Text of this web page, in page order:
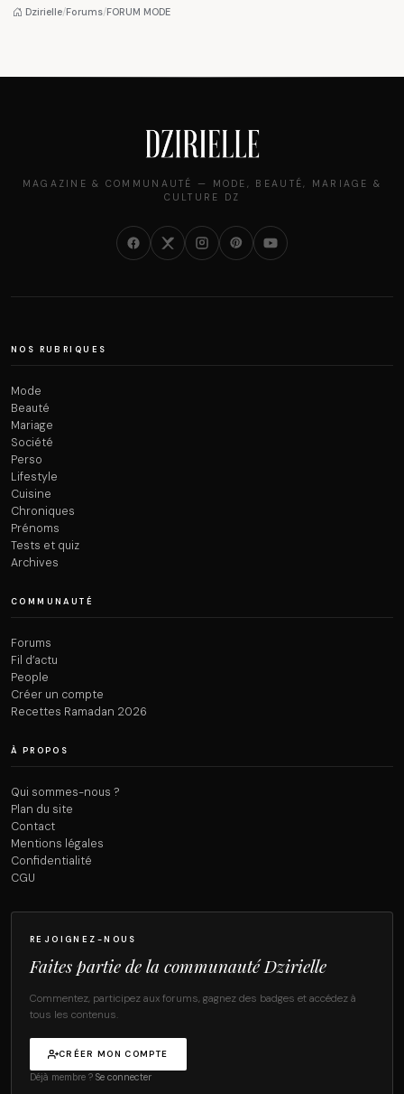
pièce mode de l'été
Dzirielle/Forums/FORUM MODE
MAGAZINE & COMMUNAUTÉ — MODE, BEAUTÉ, MARIAGE &
CULTURE DZ
NOS RUBRIQUES
Mode
Beauté
Mariage
Société
Perso
Lifestyle
Cuisine
Chroniques
Prénoms
Tests et quiz
Archives
COMMUNAUTÉ
Forums
Fil d’actu
People
Créer un compte
Recettes Ramadan 2026
À PROPOS
Qui sommes-nous ?
Plan du site
Contact
Mentions légales
Confidentialité
CGU
REJOIGNEZ-NOUS
Faites partie de la communauté Dzirielle
Commentez, participez aux forums, gagnez des badges et accédez à
tous les contenus.
CRÉER MON COMPTE
Déjà membre ? Se connecter